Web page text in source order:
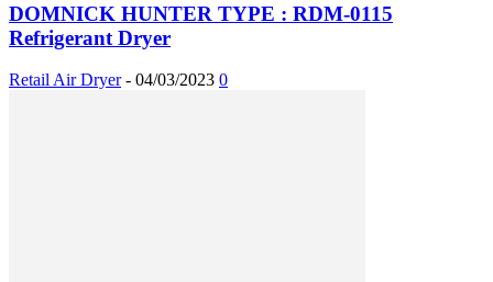
DOMNICK HUNTER TYPE : RDM-0115
Refrigerant Dryer
Retail Air Dryer - 04/03/2023 0